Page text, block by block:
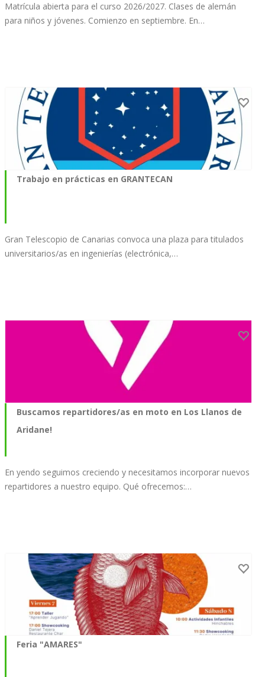
Matrícula abierta para el curso 2026/2027. Clases de alemán
para niños y jóvenes. Comienzo en septiembre. En…
Trabajo en prácticas en GRANTECAN
Gran Telescopio de Canarias convoca una plaza para titulados
universitarios/as en ingenierías (electrónica,…
Buscamos repartidores/as en moto en Los Llanos de
Aridane!
En yendo seguimos creciendo y necesitamos incorporar nuevos
repartidores a nuestro equipo. Qué ofrecemos:…
Feria "AMARES"